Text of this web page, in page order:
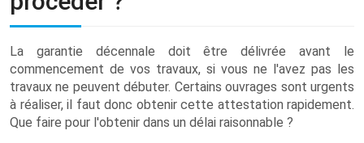
La garantie décennale doit être délivrée avant le
commencement de vos travaux, si vous ne l'avez pas les
travaux ne peuvent débuter. Certains ouvrages sont urgents
à réaliser, il faut donc obtenir cette attestation rapidement.
Que faire pour l'obtenir dans un délai raisonnable ?